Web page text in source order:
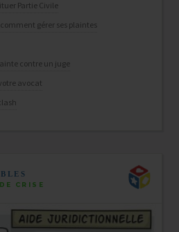
Partie Civile
gérer ses plaintes
contre un juge
avocat
CRISE